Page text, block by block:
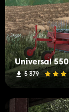
Universal 550
5 379